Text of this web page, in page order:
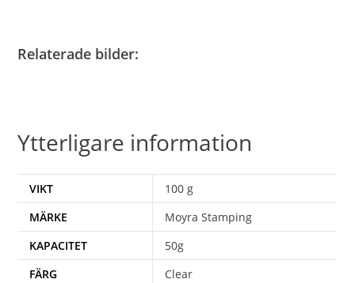
Relaterade bilder:
Ytterligare information
VIKT
100 g
MÄRKE
Moyra Stamping
KAPACITET
50g
FÄRG
Clear